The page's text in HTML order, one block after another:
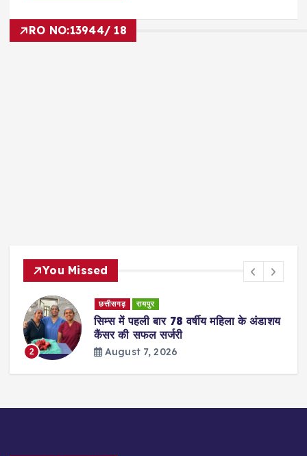
RO NO:13944/ 18
You Missed
2
छत्तीसगढ़ रायपुर
सिम्स में पहली बार 78 वर्षीय महिला के अंडाशय
कैंसर की सफल सर्जरी
August 7, 2026